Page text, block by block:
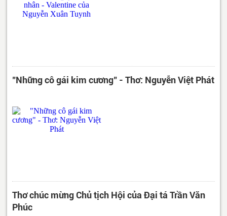
"Những cô gái kim cương" - Thơ: Nguyễn Việt Phát
Thơ chúc mừng Chủ tịch Hội của Đại tá Trần Văn
Phúc